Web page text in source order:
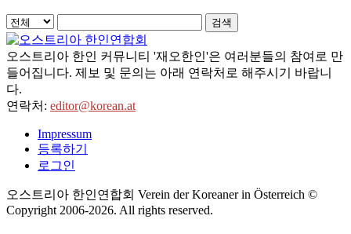
검색
오스트리아 한인 커뮤니티 '재오한인'은 여러분들의 참여로 만
들어집니다. 제보 및 문의는 아래 연락처로 해주시기 바랍니
다.
연락처: editor@korean.at
Impressum
등록하기
로그인
오스트리아 한인연합회 Verein der Koreaner in Österreich ©
Copyright 2006-2026. All rights reserved.